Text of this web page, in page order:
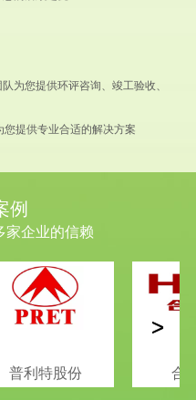
为您提供环评咨询、竣工验收、
提供专业合适的解决方案
例
家企业的信赖
普利特股份 合
>